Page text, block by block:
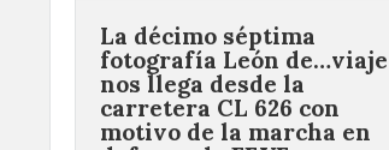
carretera CL 626 con
motivo de la marcha en
defensa de FEVE
6 Ago 2026